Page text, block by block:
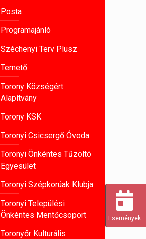
Posta
Programajánló
Széchenyi Terv Plusz
Temető
Torony Községért
Alapítvány
Torony KSK
Toronyi Csicsergő Óvoda
Toronyi Önkéntes Tűzoltó
Egyesület
Toronyi Szépkorúak Klubja
Toronyi Települési
Önkéntes Mentőcsoport
Toronyőr Kulturális
Események